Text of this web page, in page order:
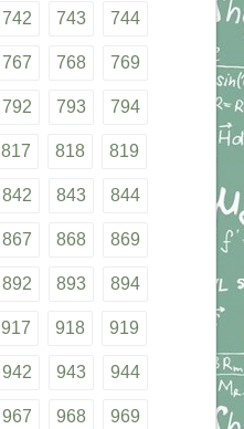
742 743 744
767 768 769
792 793 794
817 818 819
842 843 844
867 868 869
892 893 894
917 918 919
942 943 944
967 968 969